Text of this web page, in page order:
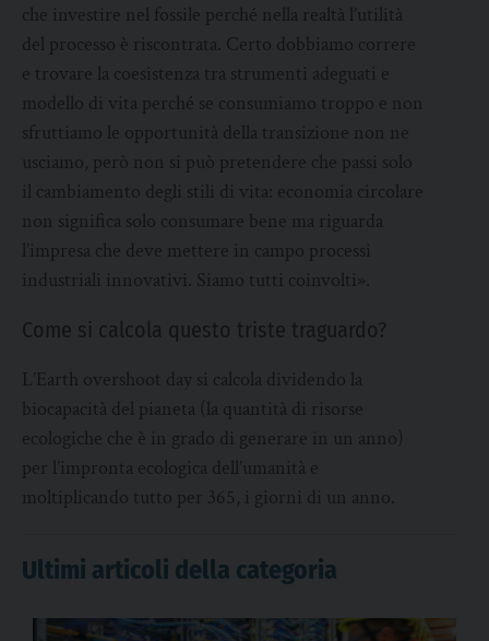
che investire nel fossile perché nella realtà l’utilità
del processo è riscontrata. Certo dobbiamo correre
e trovare la coesistenza tra strumenti adeguati e
modello di vita perché se consumiamo troppo e non
sfruttiamo le opportunità della transizione non ne
usciamo, però non si può pretendere che passi solo
il cambiamento degli stili di vita: economia circolare
non significa solo consumare bene ma riguarda
l’impresa che deve mettere in campo processi
industriali innovativi. Siamo tutti coinvolti».
Come si calcola questo triste traguardo?
L’Earth overshoot day si calcola dividendo la
biocapacità del pianeta (la quantità di risorse
ecologiche che è in grado di generare in un anno)
per l’impronta ecologica dell’umanità e
moltiplicando tutto per 365, i giorni di un anno.
Ultimi articoli della categoria